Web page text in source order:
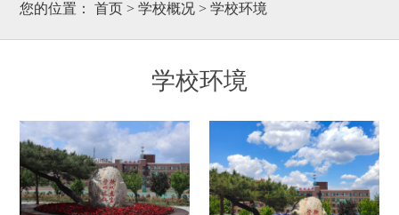
您的位置： 首页 >学校概况 >学校环境
学校环境